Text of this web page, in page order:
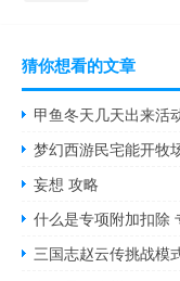
猜你想看的文章
甲鱼冬天几天出来活
梦幻西游民宅能开牧
妄想 攻略
什么是专项附加扣除
三国志赵云传挑战模